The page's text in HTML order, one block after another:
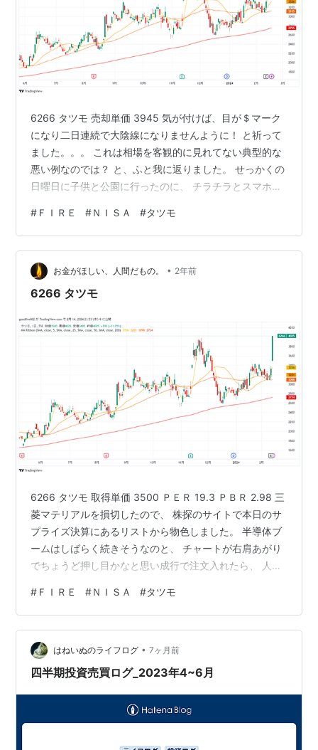
6266 タツモ 売却単価 3945 気が付けば、目が＄マーク
になり二日連続で大陰線になりませんように！ と祈って
ました。。。 これは相場を客観的に見れてない典型的な
悪い例なのでは？ と、ふと我に返りました。 せっかくの
日曜日に子供と公園に行ったのに、 チラチラとスマホを
では、半導体関連の利益確定売りがでてる情報はスルー
して、 自分にとって都合のいい情報を模索していまし
た。 この先、いい銘柄に巡り合えてもこんな感じではだ
めだろうなぁと感じたので、 とりあえず、利確しまし
た。 利益がでたものの、もう少し客観的に相場が見れる
# ＦＩＲＥ #ＮＩＳＡ #タツモ
お金がほしい、人間だもの。 • 2年前
6266 タツモ
6266 タツモ 取得単価 3500 ＰＥＲ 19.3 ＰＢＲ 2.98 三
菱マテリアルを損切したので、 株探のサイトで本日のサ
プライズ決算にあるリストから物色しました。 半導体ブ
ームはしばらく続きそうなのと、 チャートが右肩あがり
でちょうど押し目かなと思い成行で注文入れたら、 人生
ばいいのか？ うれしい悩みなので、明日以降のチャート
をみながら考えたいと思います。 三菱マテリアルを損切
してよかったぁー。
# ＦＩＲＥ #ＮＩＳＡ #タツモ
はねいぬのライフログ • 7ヶ月前
四半期投資売買ログ_2023年4~6月